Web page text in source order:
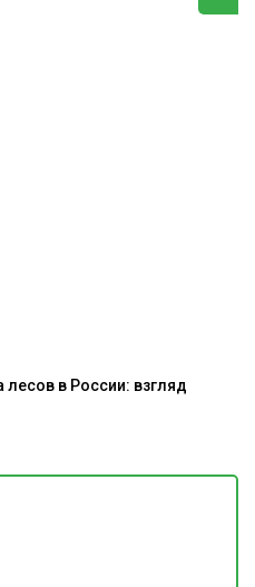
лесов в России: взгляд